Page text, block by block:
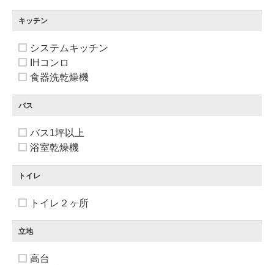
キッチン
システムキッチン
IHコンロ
食器洗乾燥機
バス
バス1坪以上
浴室乾燥機
トイレ
トイレ２ヶ所
立地
高台